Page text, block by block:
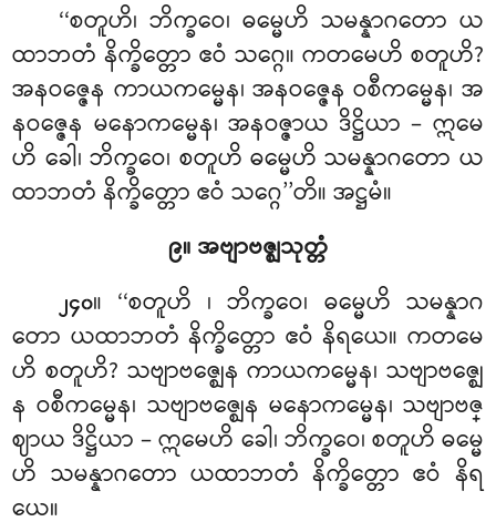
‘‘စတူဟိ၊ ဘိက္ခဝေ၊ ဓမ္မေဟိ သမန္နာဂတော ယ
ထာဘတံ နိက္ခိတ္တော ဧဝံ သဂ္ဂေ။ ကတမေဟိ စတူဟိ?
အနဝဇ္ဇေန ကာယကမ္မေန၊ အနဝဇ္ဇေန ဝစီကမ္မေန၊ အ
နဝဇ္ဇေန မနောကမ္မေန၊ အနဝဇ္ဇာယ ဒိဋ္ဌိယာ – ဣမေ
ဟိ ခေါ၊ ဘိက္ခဝေ၊ စတူဟိ ဓမ္မေဟိ သမန္နာဂတော ယ
ထာဘတံ နိက္ခိတ္တော ဧဝံ သဂ္ဂေ’’တိ။ အဋ္ဌမံ။
၉။ အဗျာဗဇ္ဈသုတ္တံ
၂၄၀။ ‘‘စတူဟိ ၊ ဘိက္ခဝေ၊ ဓမ္မေဟိ သမန္နာဂ
တော ယထာဘတံ နိက္ခိတ္တော ဧဝံ နိရယေ။ ကတမေ
ဟိ စတူဟိ? သဗျာဗဇ္ဈေန ကာယကမ္မေန၊ သဗျာဗဇ္ဈေ
န ဝစီကမ္မေန၊ သဗျာဗဇ္ဈေန မနောကမ္မေန၊ သဗျာဗဇ္
ဈာယ ဒိဋ္ဌိယာ – ဣမေဟိ ခေါ၊ ဘိက္ခဝေ၊ စတူဟိ ဓမ္မေ
ဟိ သမန္နာဂတော ယထာဘတံ နိက္ခိတ္တော ဧဝံ နိရ
ယေ။